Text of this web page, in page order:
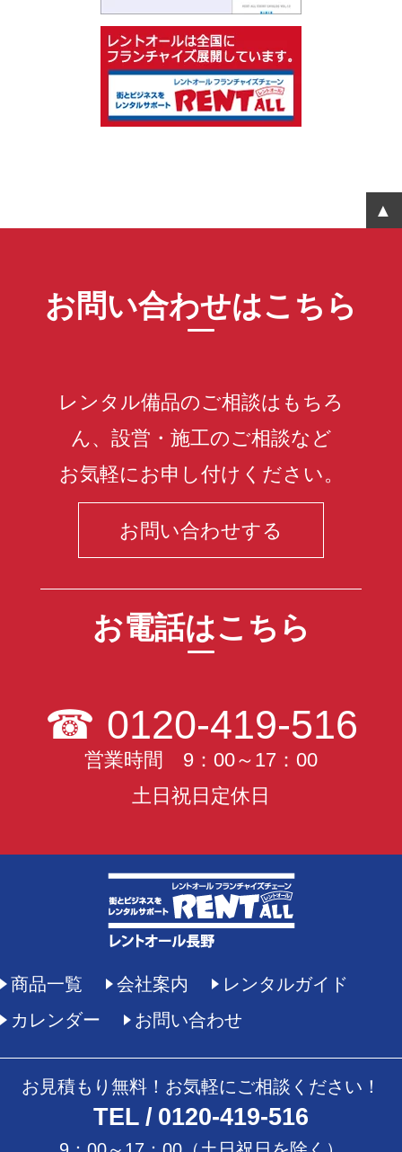
お問い合わせはこちら
レンタル備品のご相談はもちろ
ん、設営・施工のご相談など
お気軽にお申し付けください。
お問い合わせする
お電話はこちら
☎ 0120-419-516
営業時間 9：00～17：00
土日祝日定休日
商品一覧 会社案内
レンタルガイド
カレンダー
お問い合わせ
お見積もり無料！お気軽にご相談ください！
TEL 0120-419-516